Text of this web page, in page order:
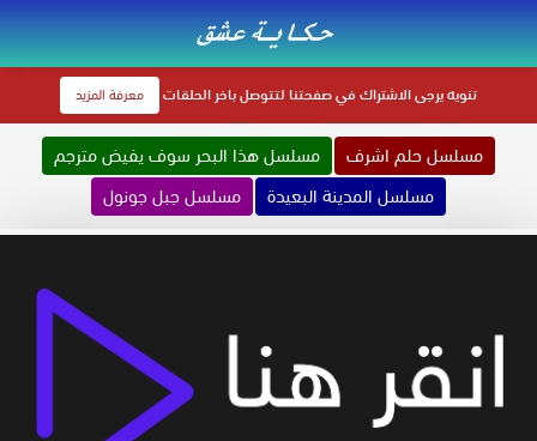
تنويهيرجى الاشتراك في صفحتنا لتتوصل باخر الحلقات معرفة المزيد
مسلسل حلم اشرف
مسلسل هذا البحر سوف يفيض مترجم
مسلسل المدينة البعيدة
مسلسل جبل جونول